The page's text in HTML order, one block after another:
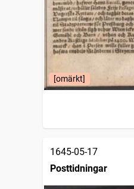
[omärkt]
1645-05-17
Posttidningar